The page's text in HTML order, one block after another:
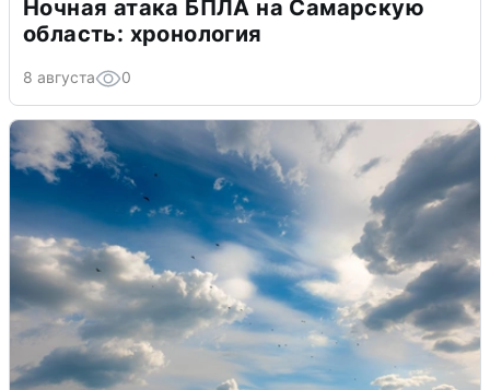
Ночная атака БПЛА на Самарскую
область: хронология
8 августа 0